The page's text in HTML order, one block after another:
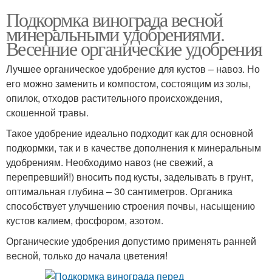
Подкормка винограда весной
минеральными удобрениями.
Весенние органические удобрения
Лучшее органическое удобрение для кустов – навоз. Но
его можно заменить и компостом, состоящим из золы,
опилок, отходов растительного происхождения,
скошенной травы.
Такое удобрение идеально подходит как для основной
подкормки, так и в качестве дополнения к минеральным
удобрениям. Необходимо навоз (не свежий, а
перепревший!) вносить под кусты, заделывать в грунт,
оптимальная глубина – 30 сантиметров. Органика
способствует улучшению строения почвы, насыщению
кустов калием, фосфором, азотом.
Органические удобрения допустимо применять ранней
весной, только до начала цветения!